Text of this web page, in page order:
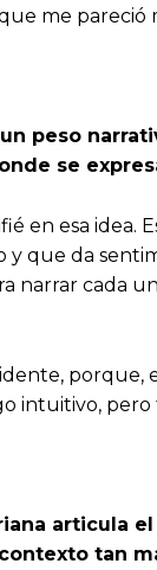
me
peso
se
en esa idea.
que da
narrar cada
porque,
intuitivo,
articula
tan